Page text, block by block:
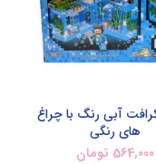
آبی رنگ با چراغ
های رنگی
564,000 تومان